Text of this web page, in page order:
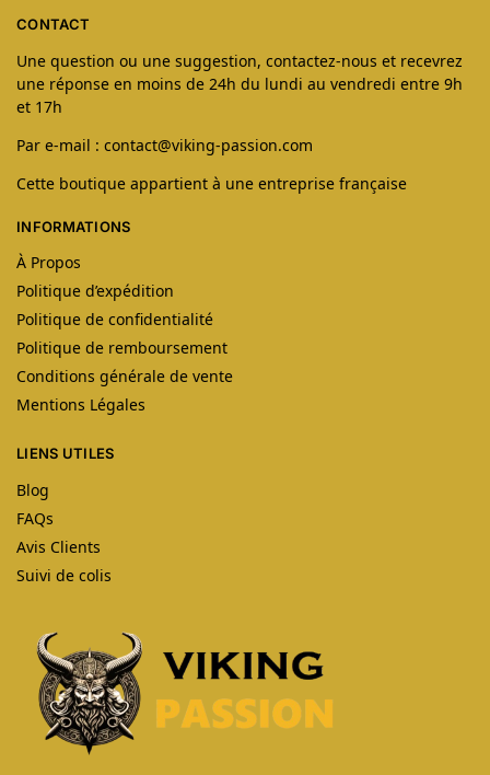
CONTACT
Une question ou une suggestion, contactez-nous et recevrez
une réponse en moins de 24h du lundi au vendredi entre 9h
et 17h
Par e-mail : contact@viking-passion.com
Cette boutique appartient à une entreprise française
INFORMATIONS
À Propos
Politique d’expédition
Politique de confidentialité
Politique de remboursement
Conditions générale de vente
Mentions Légales
LIENS UTILES
Blog
FAQs
Avis Clients
Suivi de colis